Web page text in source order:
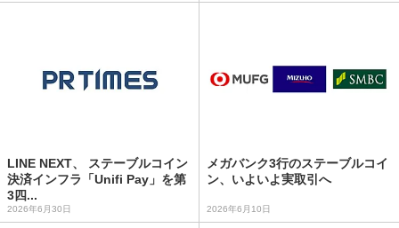
LINE NEXT、 ステーブルコイン
決済インフラ「Unifi Pay」を第
3四...
2026年6月30日
メガバンク3行のステーブルコイ
ン、いよいよ実取引へ
2026年6月10日